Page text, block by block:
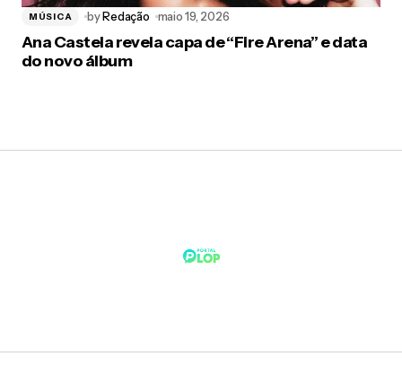
MÚSICA byRedação maio 19, 2026
Ana Castela revela capa de “Fire Arena” e data
do novo álbum